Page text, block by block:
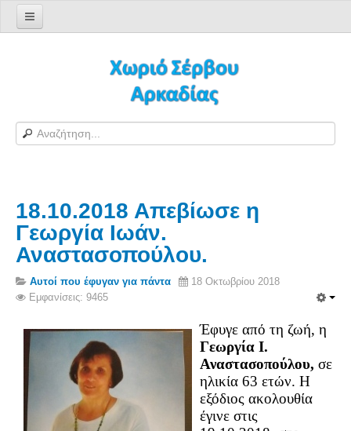
Φόρμα εγγραφής χρήστη
H Ιστοσελίδα μας
Αράπηδες
Αξιοθέατα
Χάρτης ευρύτερης περιοχής
Σέρβου - Δορυφορική Google
Σέρβου και Δήμος Γορτυνίας
Σερβαίοι
Σερβαίοι Συγγραφείς/Λογoτέχνες
Σερβαίοι Καλλιτέχνες
Γραφή Πατριωτών/Συνεργατών
18.10.2018 Απεβίωσε η
Γεωργία Ιωάν.
Αναστασοπούλου.
Αυτοί που έφυγαν για πάντα
18 Οκτωβρίου 2018
Εμφανίσεις: 9465
Έφυγε από τη ζωή, η
Γεωργία Ι.
Αναστασοπούλου, σε
ηλικία 63 ετών. Η
εξόδιος ακολουθία
έγινε στις